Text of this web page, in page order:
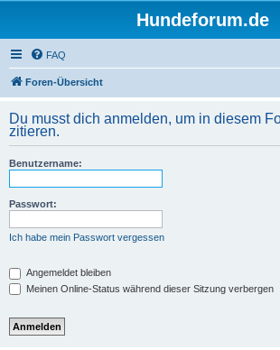
Hundeforum.de
FAQ
Foren-Übersicht
Du musst dich anmelden, um in diesem
zitieren.
Benutzername:
Passwort:
Ich habe mein Passwort vergessen
Angemeldet bleiben
Meinen Online-Status während dieser Sitzung verbergen